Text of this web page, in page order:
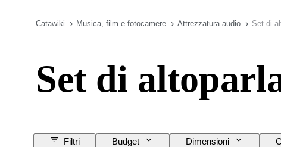
Catawiki Musica, film e fotocamere Attrezzatura audio Set di
Set di
Filtri Budget Dimensioni